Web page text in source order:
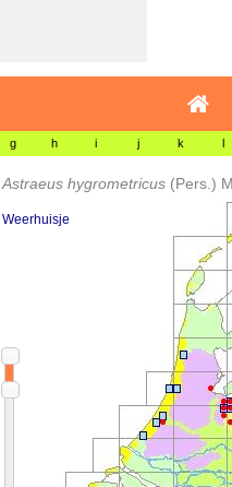
g h i j k l
Astraeus hygrometricus (Pers.)
Weerhuisje